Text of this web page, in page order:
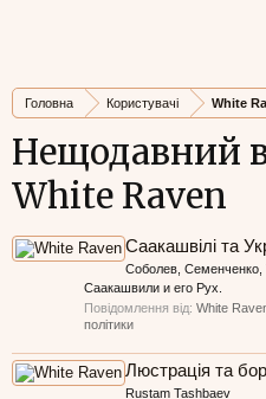
Головна Користувачі White
Нещодавний
White Raven
Саакашвілі та
Соболев,
Саакашвили и его Рух.
Повідомлення від: White
політики
Люстрація та
Rustam Tashbaev